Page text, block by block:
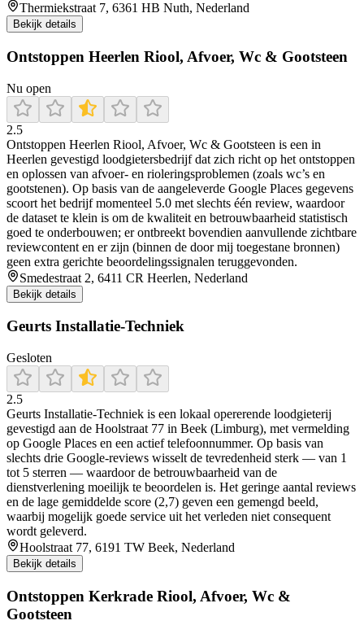
Thermiekstraat 7, 6361 HB Nuth, Nederland
Bekijk details
Ontstoppen Heerlen Riool, Afvoer, Wc & Gootsteen
Nu open
2.5
Ontstoppen Heerlen Riool, Afvoer, Wc & Gootsteen is een in
Heerlen gevestigd loodgietersbedrijf dat zich richt op het ontstoppen
en oplossen van afvoer- en rioleringsproblemen (zoals wc’s en
gootstenen). Op basis van de aangeleverde Google Places gegevens
scoort het bedrijf momenteel 5.0 met slechts één review, waardoor
de dataset te klein is om de kwaliteit en betrouwbaarheid statistisch
goed te onderbouwen; er ontbreekt bovendien aanvullende zichtbare
reviewcontent en er zijn (binnen de door mij toegestane bronnen)
geen extra gerichte beoordelingssignalen teruggevonden.
Smedestraat 2, 6411 CR Heerlen, Nederland
Bekijk details
Geurts Installatie-Techniek
Gesloten
2.5
Geurts Installatie‑Techniek is een lokaal opererende loodgieterij
gevestigd aan de Hoolstraat 77 in Beek (Limburg), met vermelding
op Google Places en een actief telefoonnummer. Op basis van
slechts drie Google-reviews wisselt de tevredenheid sterk — van 1
tot 5 sterren — waardoor de betrouwbaarheid van de
dienstverlening moeilijk te beoordelen is. Het geringe aantal reviews
en de lage gemiddelde score (2,7) geven een gemengd beeld,
waarbij mogelijk goede service uit het verleden niet consequent
wordt geleverd.
Hoolstraat 77, 6191 TW Beek, Nederland
Bekijk details
Ontstoppen Kerkrade Riool, Afvoer, Wc &
Gootsteen